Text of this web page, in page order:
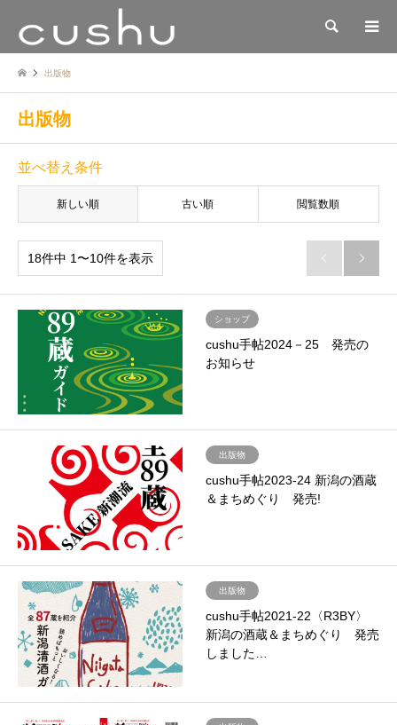
検索
出版物
出版物
並べ替え条件
新しい順 古い順 閲覧数順
18件中 1〜10件を表示  
ショップ
cushu手帖2024－25 発売の
お知らせ
出版物
cushu手帖2023-24 新潟の酒蔵
＆まちめぐり 発売!
出版物
cushu手帖2021-22〈R3BY〉
新潟の酒蔵＆まちめぐり 発売
しました…